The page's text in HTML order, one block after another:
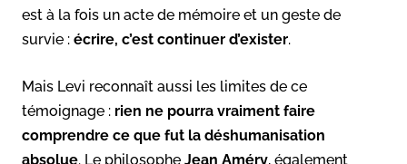
est à la fois un acte de mémoire et un geste de
survie : écrire, c’est continuer d’exister.
Mais Levi reconnaît aussi les limites de ce
témoignage : rien ne pourra vraiment faire
comprendre ce que fut la déshumanisation
absolue. Le philosophe Jean Améry, également